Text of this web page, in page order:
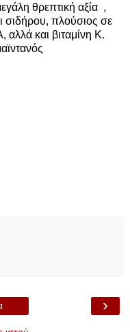
θρεπτική αξία ,
σιδήρου, πλούσιος σε
αλλά και βιταμίνη Κ.
›